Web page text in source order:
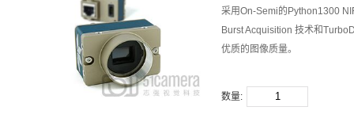
采用On-Semi的Python1300
Burst Acquisition 技术和
优质的图像质量。
数量: